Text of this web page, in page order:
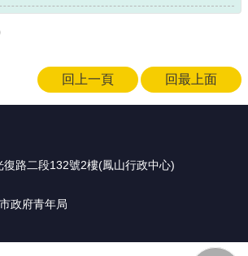
回上一頁 回最上面
路二段132號2樓(鳳山行政中心)
政府青年局